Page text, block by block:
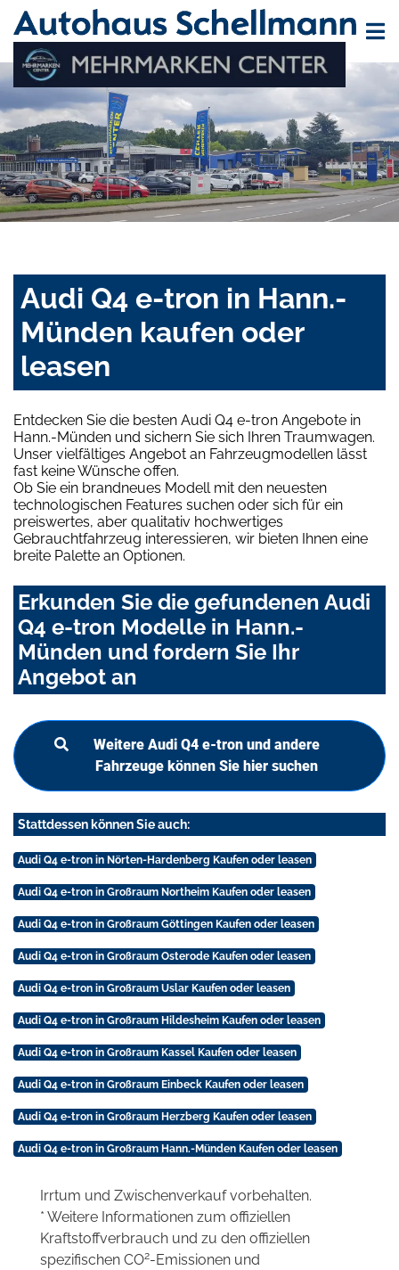
Audi Q4 e-tron in Hann.-
Münden kaufen oder
leasen
Entdecken Sie die besten Audi Q4 e-tron Angebote in
Hann.-Münden und sichern Sie sich Ihren Traumwagen.
Unser vielfältiges Angebot an Fahrzeugmodellen lässt
fast keine Wünsche offen.
Ob Sie ein brandneues Modell mit den neuesten
technologischen Features suchen oder sich für ein
preiswertes, aber qualitativ hochwertiges
Gebrauchtfahrzeug interessieren, wir bieten Ihnen eine
breite Palette an Optionen.
Erkunden Sie die gefundenen Audi
Q4 e-tron Modelle in Hann.-
Münden und fordern Sie Ihr
Angebot an
Weitere Audi Q4 e-tron und andere
Fahrzeuge können Sie hier suchen
Stattdessen können Sie auch:
Audi Q4 e-tron in Nörten-Hardenberg Kaufen oder leasen
Audi Q4 e-tron in Großraum Northeim Kaufen oder leasen
Audi Q4 e-tron in Großraum Göttingen Kaufen oder leasen
Audi Q4 e-tron in Großraum Osterode Kaufen oder leasen
Audi Q4 e-tron in Großraum Uslar Kaufen oder leasen
Audi Q4 e-tron in Großraum Hildesheim Kaufen oder leasen
Audi Q4 e-tron in Großraum Kassel Kaufen oder leasen
Audi Q4 e-tron in Großraum Einbeck Kaufen oder leasen
Audi Q4 e-tron in Großraum Herzberg Kaufen oder leasen
Audi Q4 e-tron in Großraum Hann.-Münden Kaufen oder leasen
Irrtum und Zwischenverkauf vorbehalten.
* Weitere Informationen zum offiziellen
Kraftstoffverbrauch und zu den offiziellen
spezifischen CO2-Emissionen und